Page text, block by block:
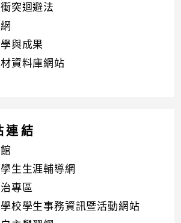
突迴避法
與成果
資料庫網站
連結
生生涯輔導網
專區
校學生事務資訊暨活動網站